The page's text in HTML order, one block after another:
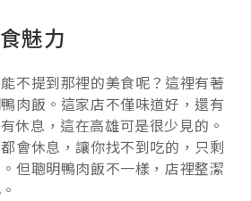
魅力
不提到那裡的美食呢？這裡有著
肉飯。這家店不僅味道好，還有
息，這在高雄可是很少見的。
會休息，讓你找不到吃的，只剩
但聰明鴨肉飯不一樣，店裡整潔